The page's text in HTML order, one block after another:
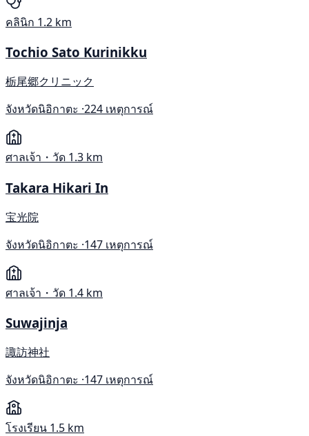
คลินิก 1.2 km
Tochio Sato Kurinikku
栃尾郷クリニック
จังหวัดนิอิกาตะ ·224 เหตุการณ์
ศาลเจ้า・วัด 1.3 km
Takara Hikari In
宝光院
จังหวัดนิอิกาตะ ·147 เหตุการณ์
ศาลเจ้า・วัด 1.4 km
Suwajinja
諏訪神社
จังหวัดนิอิกาตะ ·147 เหตุการณ์
โรงเรียน 1.5 km